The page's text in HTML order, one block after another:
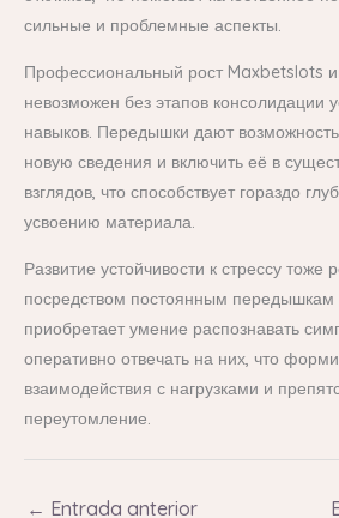
сильные и проблемные аспекты.
Профессиональный рост Maxbetslots
невозможен без этапов консолидации
навыков. Передышки дают
новую сведения и включить её в
взглядов, что способствует гораздо
усвоению материала.
Развитие устойчивости к стрессу тоже
посредством постоянным передышкам
приобретает умение распознавать
оперативно отвечать на них, что
взаимодействия с нагрузками и
переутомление.
← Entrada anterior